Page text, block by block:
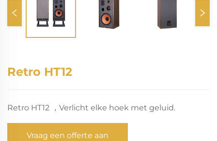
Retro HT12
Retro HT12 ， Verlicht elke hoek met geluid.
Vraag een offerte aan